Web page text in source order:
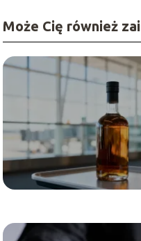
Może Cię również